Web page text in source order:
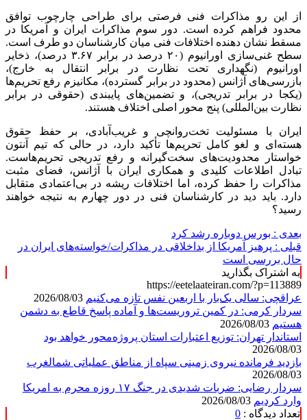
از این رو مذاکرات فنی فرصتی برای طراحی چارچوب توافق
محدود فراهم کرده است. دور سوم مذاکرات ایران و آمریکا در
مسقط نشان دهنده اختلافات فنی میان کارشناسان دو طرف است.
سطح غنی‌سازی اورانیوم (۲۰ درصد در برابر ۳.۶۷ درصد)، ذخایر
اورانیوم (نگهداری تحت نظارت در برابر انتقال به خارج)،
بازرسی‌های آژانس (محدود در برابر گسترده)، مکانیزم رفع تحریم‌ها
(یکجا در برابر تدریجی)، و تضمین‌های پایبندی (حقوقی در برابر
نظارت بین‌المللی) پنج محور اصلی اختلاف هستند.
ایران با مسئولیت تخت‌روانچی و غریب‌آبادی، بر حفظ حقوق
هسته‌ای و لغو کامل تحریم‌ها تأکید دارد، در حالی که تیم آنتون
خواستار محدودیت‌های سخت‌گیرانه و رفع تدریجی تحریم‌هاست.
تبادل اطلاعات کلیدی و همکاری ایران با آژانس، فضای مثبت
مذاکرات را حفظ کرده، اما اختلافات ریشه در بی‌اعتمادی متقابل
دارد. باید دید در کارشناسان فنی در دور چهارم به نتیجه خواهند
رسید؟
بعدی : بورس دوباره رشد کرد
قبلی : پرهیز آمریکا از بداخلاقی در مذاکرات/خواسته‌های ایران در
حال بررسی است
به اشتراک بگذارید
https://eetelaateiran.com/?p=113889
عراقچی: سالی یک‌بار با اربعین نفس تازه می‌کنیم
سردار کرمی: در کمین تروریست‌ها و آماده پاسخ قاطع به دشمن
هستیم
استاندار تهران: توزیع اعتبارات استان پروژه‌محور خواهد بود
2026/08/03
بازدید فرمانده نیروی زمینی سپاه از مناطق عملیاتی شمالغرب
2026/08/03
سردار رضایی: ضربات شدیدی در جنگ ۱۷ روزه محرم به امریکا
وارد کردیم
تعداد دیدگاه : 0